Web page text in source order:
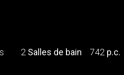
2 Salles de bain 742 p.c.